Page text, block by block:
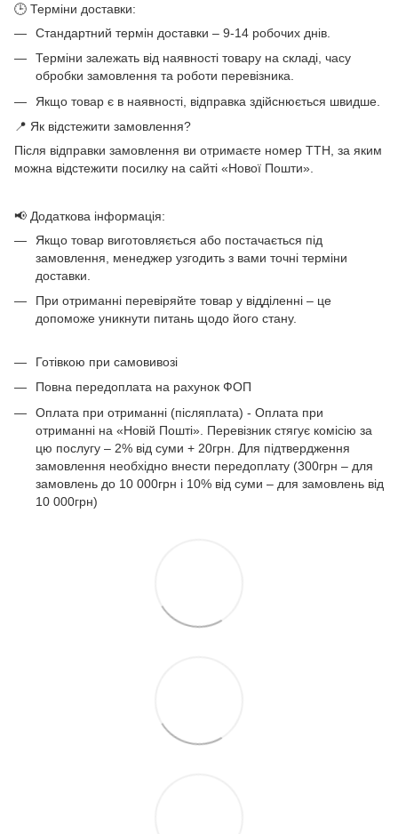
🕒 Терміни доставки:
Стандартний термін доставки – 9-14 робочих днів.
Терміни залежать від наявності товару на складі, часу
обробки замовлення та роботи перевізника.
Якщо товар є в наявності, відправка здійснюється швидше.
📍 Як відстежити замовлення?
Після відправки замовлення ви отримаєте номер ТТН, за яким
можна відстежити посилку на сайті «Нової Пошти».
📢 Додаткова інформація:
Якщо товар виготовляється або постачається під
замовлення, менеджер узгодить з вами точні терміни
доставки.
При отриманні перевіряйте товар у відділенні – це
допоможе уникнути питань щодо його стану.
Готівкою при самовивозі
Повна передоплата на рахунок ФОП
Оплата при отриманні (післяплата) - Оплата при
отриманні на «Новій Пошті». Перевізник стягує комісію за
цю послугу – 2% від суми + 20грн. Для підтвердження
замовлення необхідно внести передоплату (300грн – для
замовлень до 10 000грн і 10% від суми – для замовлень від
10 000грн)